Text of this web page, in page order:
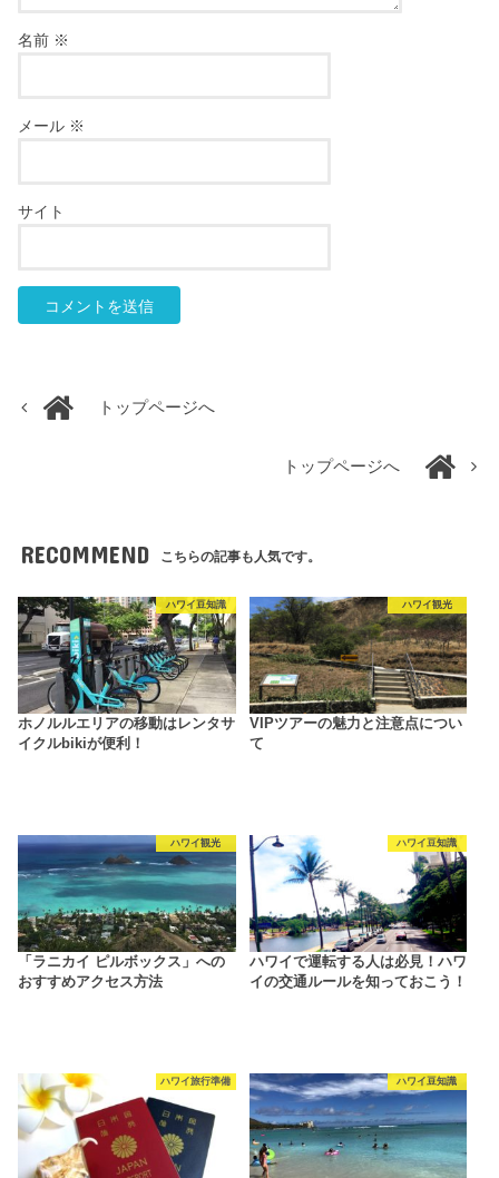
名前 ※
メール ※
サイト
トップページへ
トップページへ
RECOMMEND こちらの記事も人気です。
ハワイ豆知識
ホノルルエリアの移動はレンタサ
イクルbikiが便利！
ハワイ観光
VIPツアーの魅力と注意点につい
て
ハワイ観光
「ラニカイ ピルボックス」への
おすすめアクセス方法
ハワイ豆知識
ハワイで運転する人は必見！ハワ
イの交通ルールを知っておこう！
ハワイ旅行準備 ハワイ豆知識